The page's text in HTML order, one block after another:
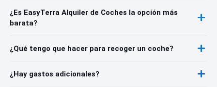
¿Es EasyTerra Alquiler de Coches la opción más
barata?
¿Qué tengo que hacer para recoger un coche?
¿Hay gastos adicionales?